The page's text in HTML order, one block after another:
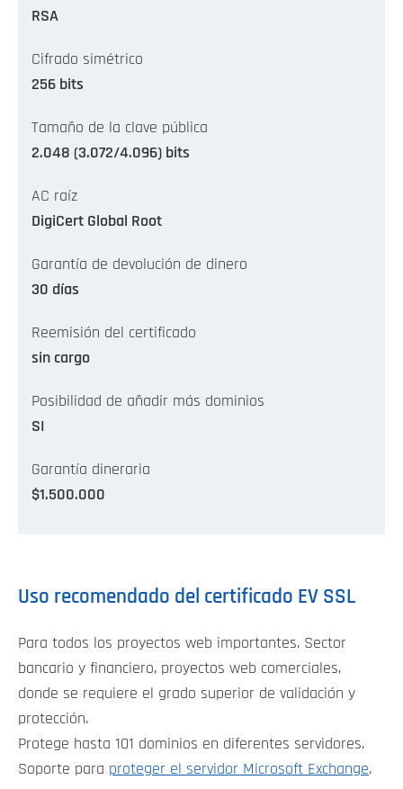
RSA
Cifrado simétrico
256 bits
Tamaño de la clave pública
2.048 (3.072/4.096) bits
AC raíz
DigiCert Global Root
Garantía de devolución de dinero
30 días
Reemisión del certificado
sin cargo
Posibilidad de añadir más dominios
SI
Garantía dineraria
$1.500.000
Uso recomendado del certificado EV SSL
Para todos los proyectos web importantes. Sector
bancario y financiero, proyectos web comerciales,
donde se requiere el grado superior de validación y
protección.
Protege hasta 101 dominios en diferentes servidores.
Soporte para proteger el servidor Microsoft Exchange.